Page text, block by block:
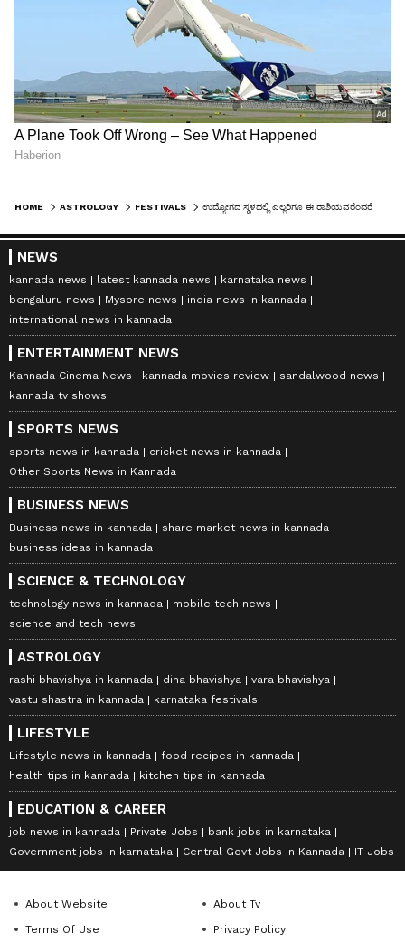
HOME ASTROLOGY FESTIVALS
NEWS
kannada news latest kannada news
karnataka news
bengaluru news
Mysore news
india news in kannada
international news in kannada
ENTERTAINMENT NEWS
Kannada Cinema News kannada movies review
sandalwood news
kannada tv shows
SPORTS NEWS
sports news in kannada
cricket news in kannada
Other Sports News in Kannada
BUSINESS NEWS
Business news in kannada
share market news in kannada
business ideas in kannada
SCIENCE & TECHNOLOGY
technology news in kannada
mobile tech news
science and tech news
ASTROLOGY
rashi bhavishya in kannada dina bhavishya
vara bhavishya
vastu shastra in kannada
karnataka festivals
LIFESTYLE
Lifestyle news in kannada
food recipes in kannada
health tips in kannada
kitchen tips in kannada
EDUCATION & CAREER
job news in kannada Private Jobs
bank jobs in karnataka
Government jobs in karnataka
Central Govt Jobs in Kannada IT Jobs
About Website
About Tv
Terms Of Use
Privacy Policy